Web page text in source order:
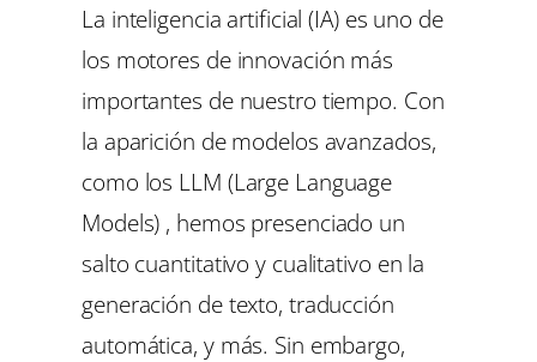
La inteligencia artificial (IA) es uno de
los motores de innovación más
importantes de nuestro tiempo. Con
la aparición de modelos avanzados,
como los LLM (Large Language
Models) , hemos presenciado un
salto cuantitativo y cualitativo en la
generación de texto, traducción
automática, y más. Sin embargo,